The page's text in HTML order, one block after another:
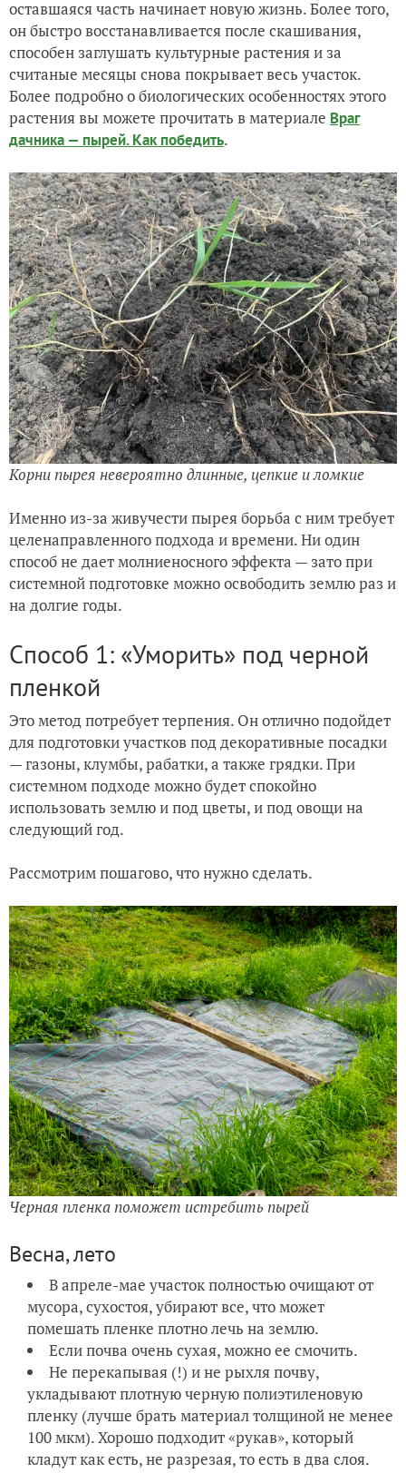
оставшаяся часть начинает новую жизнь. Более того,
он быстро восстанавливается после скашивания,
способен заглушать культурные растения и за
считаные месяцы снова покрывает весь участок.
Более подробно о биологических особенностях этого
растения вы можете прочитать в материале Враг
дачника — пырей. Как победить.
Корни пырея невероятно длинные, цепкие и ломкие
Именно из-за живучести пырея борьба с ним требует
целенаправленного подхода и времени. Ни один
способ не дает молниеносного эффекта — зато при
системной подготовке можно освободить землю раз и
на долгие годы.
Способ 1: «Уморить» под черной
пленкой
Это метод потребует терпения. Он отлично подойдет
для подготовки участков под декоративные посадки
— газоны, клумбы, рабатки, а также грядки. При
системном подходе можно будет спокойно
использовать землю и под цветы, и под овощи на
следующий год.
Рассмотрим пошагово, что нужно сделать.
Черная пленка поможет истребить пырей
Весна, лето
В апреле-мае участок полностью очищают от
мусора, сухостоя, убирают все, что может
помешать пленке плотно лечь на землю.
Если почва очень сухая, можно ее смочить.
Не перекапывая (!) и не рыхля почву,
укладывают плотную черную полиэтиленовую
пленку (лучше брать материал толщиной не менее
100 мкм). Хорошо подходит «рукав», который
кладут как есть, не разрезая, то есть в два слоя.